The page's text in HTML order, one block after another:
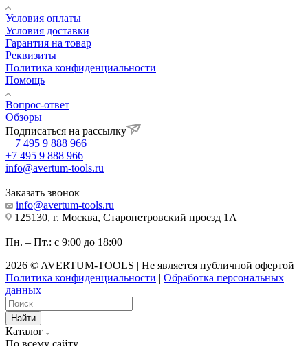
Условия оплаты
Условия доставки
Гарантия на товар
Реквизиты
Политика конфиденциальности
Помощь
Вопрос-ответ
Обзоры
Подписаться на рассылку
+7 495 9 888 966
+7 495 9 888 966
info@avertum-tools.ru
Заказать звонок
info@avertum-tools.ru
125130, г. Москва, Старопетровский проезд 1А
Пн. – Пт.: с 9:00 до 18:00
2026 © AVERTUM-TOOLS | Не является публичной офертой
Политика конфиденциальности | Обработка персональных
данных
Найти
Каталог
По всему сайту